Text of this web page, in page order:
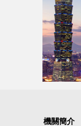
機關簡介